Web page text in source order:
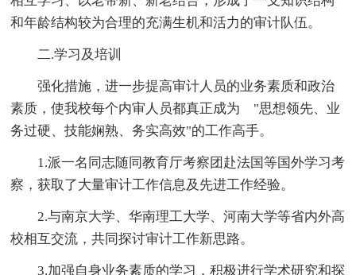
和年龄结构较为合理的充满生机和活力的审计队伍。
二.学习及培训
强化措施，进一步提高审计人员的业务素质和政治
素质，使我校每个内审人员都真正成为 "思想领先、业
务过硬、技能娴熟、务实高效"的工作高手。
1.派一名同志随同教育厅考察团赴法国等国外学习考
察，获取了大量审计工作信息及先进工作经验。
2.与南京大学、华南理工大学、河南大学等省内外高
校相互交流，共同探讨审计工作新思路。
3.加强自身业务素质的学习，积极进行学术研究和探